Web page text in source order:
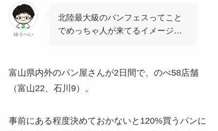
ゆうへい
北陸最大級のパンフェスってこと
でめっちゃ人が来てるイメージ…
富山県内外のパン屋さんが2日間で、のべ58店舗
（富山22、石川9）。
事前にある程度決めておかないと120%買うパンに